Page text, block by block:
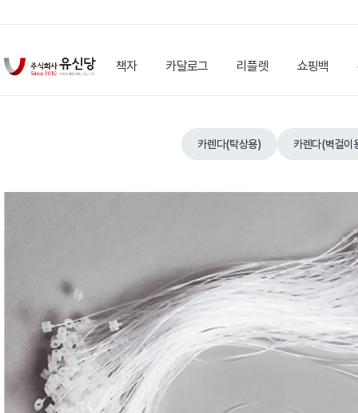
책자 카달로그 리플렛 쇼핑백
카렌다(탁상용) 카렌다(벽걸이